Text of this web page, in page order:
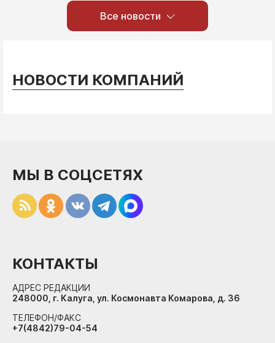
Все новости
НОВОСТИ КОМПАНИЙ
МЫ В СОЦСЕТЯХ
КОНТАКТЫ
АДРЕС РЕДАКЦИИ
248000, г. Калуга, ул. Космонавта Комарова, д. 36
ТЕЛЕФОН/ФАКС
+7(4842)79-04-54